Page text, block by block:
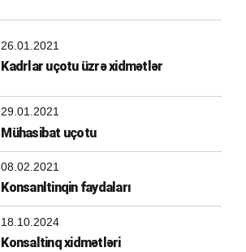
26.01.2021
Kadrlar uçotu üzrə xidmətlər
29.01.2021
Mühasibat uçotu
08.02.2021
Konsanltinqin faydaları
18.10.2024
Konsaltinq xidmətləri